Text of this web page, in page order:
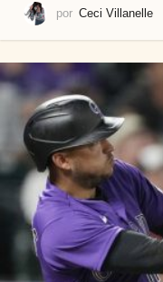
por Ceci Villanelle